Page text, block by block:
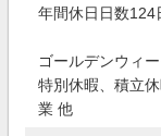
年間休日日数124
ゴールデンウィ
特別休暇、積立
業 他